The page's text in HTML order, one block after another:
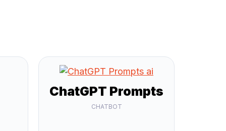
ChatGPT Prompts
CHATBOT